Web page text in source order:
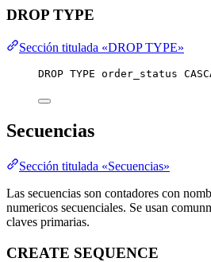
DROP TYPE
Sección titulada «DROP TYPE»
DROP TYPE order_status
Secuencias
Sección titulada «Secuencias»
Las secuencias son contadores con
numericos secuenciales. Se usan
claves primarias.
CREATE SEQUENCE